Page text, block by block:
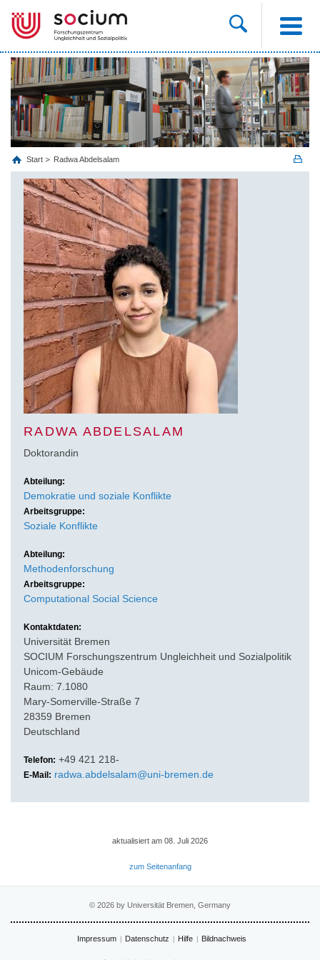
Start Radwa Abdelsalam
RADWA ABDELSALAM
Doktorandin
Abteilung:
Demokratie und soziale Konflikte
Arbeitsgruppe:
Soziale Konflikte
Abteilung:
Methodenforschung
Arbeitsgruppe:
Computational Social Science
Kontaktdaten:
Universität Bremen
SOCIUM Forschungszentrum Ungleichheit und Sozialpolitik
Unicom-Gebäude
Raum: 7.1080
Mary-Somerville-Straße 7
28359 Bremen
Deutschland
Telefon: +49 421 218-
E-Mail: radwa.abdelsalam@uni-bremen.de
aktualisiert am 08. Juli 2026
zum Seitenanfang
© 2026 by Universität Bremen, Germany
Impressum Datenschutz Hilfe Bildnachweis